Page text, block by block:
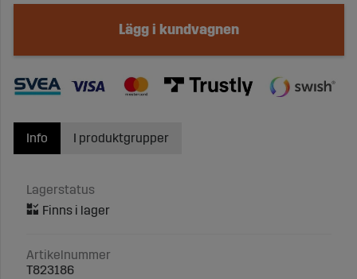
Lägg i kundvagnen
Info
Lagerstatus
Artikelnummer
T823186
I produktgrupper